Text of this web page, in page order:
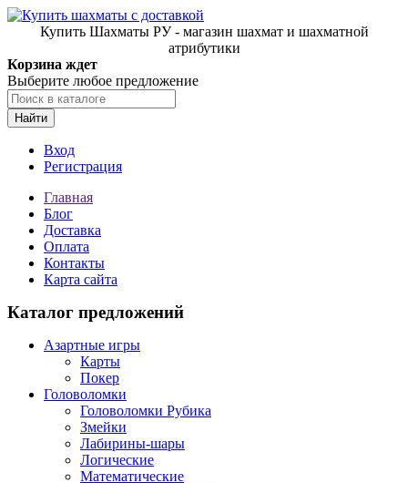
Купить Шахматы РУ - магазин шахмат и шахматной
атрибутики
Корзина ждет
Выберите любое предложение
Найти
Вход
Регистрация
Главная
Блог
Доставка
Оплата
Контакты
Карта сайта
Каталог предложений
Азартные игры
Карты
Покер
Головоломки
Головоломки Рубика
Змейки
Лабирины-шары
Логические
Математические